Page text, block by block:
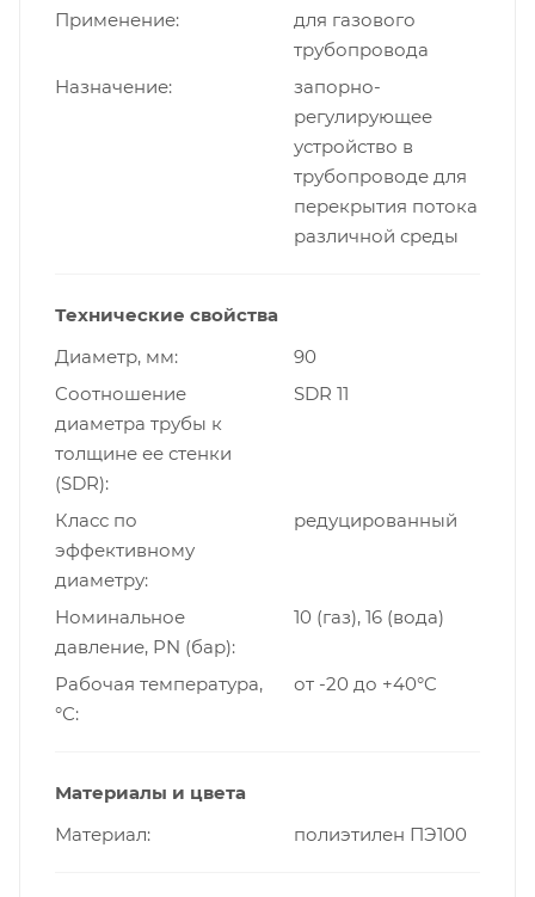
Применение
для газового
трубопровода
Назначение
запорно-
регулирующее
устройство в
трубопроводе для
перекрытия потока
различной среды
Технические свойства
Диаметр, мм
90
Cоотношение
диаметра трубы к
толщине ее стенки
(SDR)
SDR 11
Класс по
эффективному
диаметру
редуцированный
Номинальное
давление, PN (бар)
10 (газ), 16 (вода)
Рабочая температура,
°С
от -20 до +40°C
Материалы и цвета
Материал
полиэтилен ПЭ100